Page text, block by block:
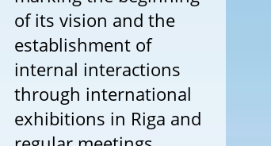
of its vision and the
establishment of
internal interactions
through international
exhibitions in Riga and